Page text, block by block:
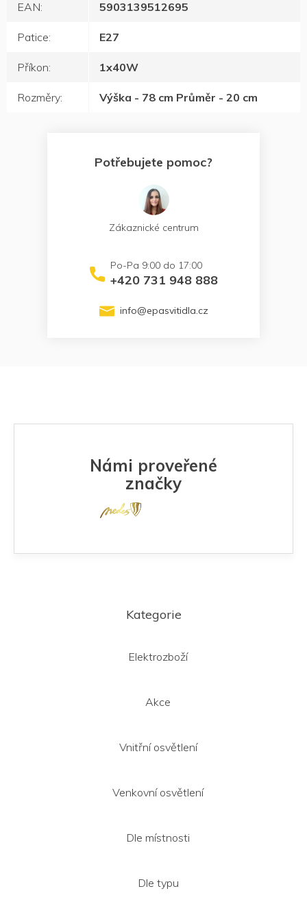
EAN: 5903139512695
Patice: E27
Příkon: 1x40W
Rozměry: Výška - 78 cm Průměr - 20 cm
Potřebujete pomoc?
Zákaznické centrum
+420 731 948 888
info@epasvitidla.cz
Námi proveřené
značky
Kategorie
Elektrozboží
Akce
Vnitřní osvětlení
Venkovní osvětlení
Dle místnosti
Dle typu